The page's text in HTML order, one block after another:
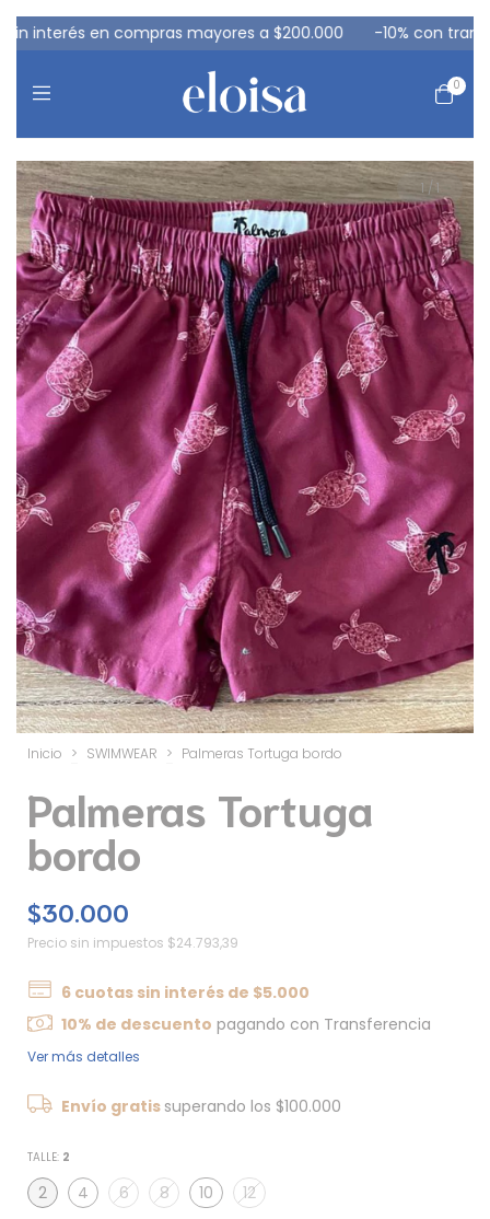
en compras mayores a $200.000 -10% con
0
1 /1
Inicio > SWIMWEAR > Palmeras Tortuga bordo
Palmeras Tortuga
bordo
$30.000
Precio sin impuestos $24.793,39
6 cuotas sin interés de $5.000
10% de descuento pagando con Transferencia
Ver más detalles
Envío gratis superando los $100.000
TALLE: 2
2 4 6 8 10 12